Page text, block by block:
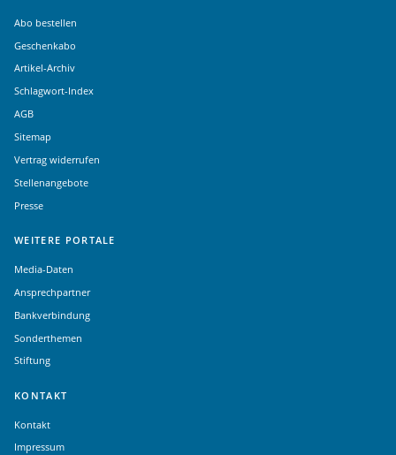
Abo bestellen
Geschenkabo
Artikel-Archiv
Schlagwort-Index
AGB
Sitemap
Vertrag widerrufen
Stellenangebote
Presse
WEITERE PORTALE
Media-Daten
Ansprechpartner
Bankverbindung
Sonderthemen
Stiftung
KONTAKT
Kontakt
Impressum